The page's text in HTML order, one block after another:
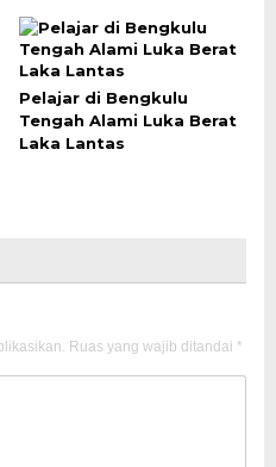
Pelajar di Bengkulu
Tengah Alami Luka Berat
Laka Lantas
Ruas yang wajib ditandai *